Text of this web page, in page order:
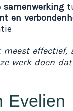
samenwerking
en
meest effectief,
werk doen
Evelien